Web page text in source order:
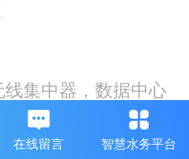
线集中器，数据中心
。
2种系统模式。
在线留言 智慧水务平台